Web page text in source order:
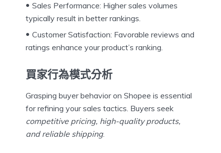
Sales Performance: Higher sales volumes
typically result in better rankings.
Customer Satisfaction: Favorable reviews and
ratings enhance your product’s ranking.
買家行為模式分析
Grasping buyer behavior on Shopee is essential
for refining your sales tactics. Buyers seek
competitive pricing, high-quality products,
and reliable shipping.